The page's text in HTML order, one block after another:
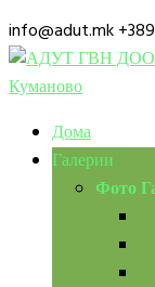
info@adut.mk
Profile
ProfileДома
Галерии
Фото